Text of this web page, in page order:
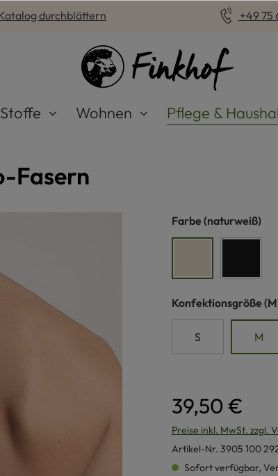
durchblättern +49 75
Stoffe Wohnen Pflege &
Fasern
Farbe auswählen
(naturweiß)
Konfektionsgröße
S M
39,50 €
Preise inkl. MwSt. zzgl.
Artikel-Nr. 3905 100
Sofort verfügbar,